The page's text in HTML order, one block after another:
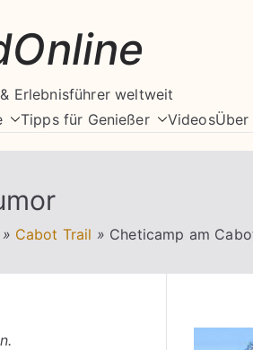
Erlebnisführer weltweit
Tipps für Genießer VideosÜber
» Cabot Trail » Cheticamp am